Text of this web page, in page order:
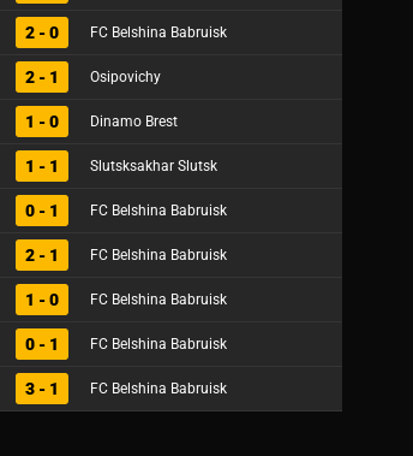
2 - 0 FC Belshina Babruisk
2 - 1 Osipovichy
1 - 0 Dinamo Brest
1 - 1 Slutsksakhar Slutsk
0 - 1 FC Belshina Babruisk
2 - 1 FC Belshina Babruisk
1 - 0 FC Belshina Babruisk
0 - 1 FC Belshina Babruisk
3 - 1 FC Belshina Babruisk